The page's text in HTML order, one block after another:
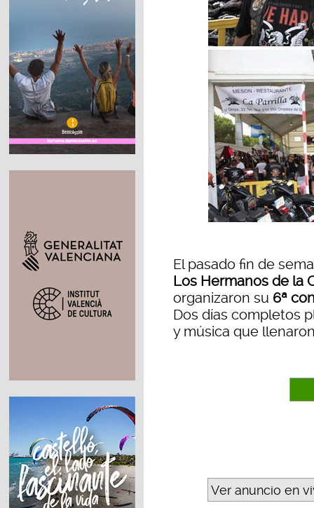
El pasado fin de
Los Hermanos de la
organizaron su 6ª
Dos días completos
y música que
Ver anuncio en